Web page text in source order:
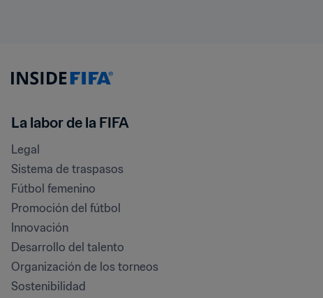
La labor de la FIFA
Legal
Sistema de traspasos
Fútbol femenino
Promoción del fútbol
Innovación
Desarrollo del talento
Organización de los torneos
Sostenibilidad